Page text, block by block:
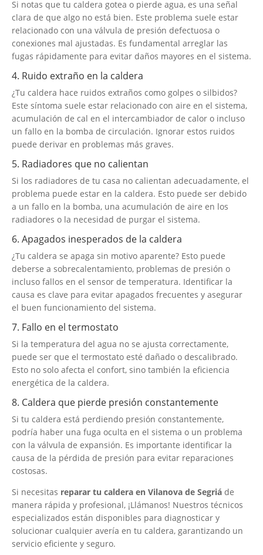
Si notas que tu caldera gotea o pierde agua, es una señal
clara de que algo no está bien. Este problema suele estar
relacionado con una válvula de presión defectuosa o
conexiones mal ajustadas. Es fundamental arreglar las
fugas rápidamente para evitar daños mayores en el sistema.
4. Ruido extraño en la caldera
¿Tu caldera hace ruidos extraños como golpes o silbidos?
Este síntoma suele estar relacionado con aire en el sistema,
acumulación de cal en el intercambiador de calor o incluso
un fallo en la bomba de circulación. Ignorar estos ruidos
puede derivar en problemas más graves.
5. Radiadores que no calientan
Si los radiadores de tu casa no calientan adecuadamente, el
problema puede estar en la caldera. Esto puede ser debido
a un fallo en la bomba, una acumulación de aire en los
radiadores o la necesidad de purgar el sistema.
6. Apagados inesperados de la caldera
¿Tu caldera se apaga sin motivo aparente? Esto puede
deberse a sobrecalentamiento, problemas de presión o
incluso fallos en el sensor de temperatura. Identificar la
causa es clave para evitar apagados frecuentes y asegurar
el buen funcionamiento del sistema.
7. Fallo en el termostato
Si la temperatura del agua no se ajusta correctamente,
puede ser que el termostato esté dañado o descalibrado.
Esto no solo afecta el confort, sino también la eficiencia
energética de la caldera.
8. Caldera que pierde presión constantemente
Si tu caldera está perdiendo presión constantemente,
podría haber una fuga oculta en el sistema o un problema
con la válvula de expansión. Es importante identificar la
causa de la pérdida de presión para evitar reparaciones
costosas.
Si necesitas reparar tu caldera en Vilanova de Segriá de
manera rápida y profesional, ¡Llámanos! Nuestros técnicos
especializados están disponibles para diagnosticar y
solucionar cualquier avería en tu caldera, garantizando un
servicio eficiente y seguro.